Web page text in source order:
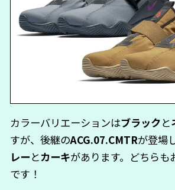
カラーバリエーションはブラックと
すが、後継のACG.07.CMTRが登場
レーとカーキがあります。どちらも
です！